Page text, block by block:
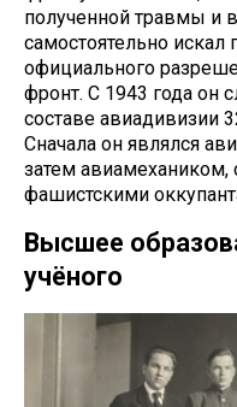
полученной травмы и
самостоятельно искал
официального
фронт. С 1943 года он
составе авиадивизии
Сначала он являлся
затем
фашистскими
Высшее
учёного